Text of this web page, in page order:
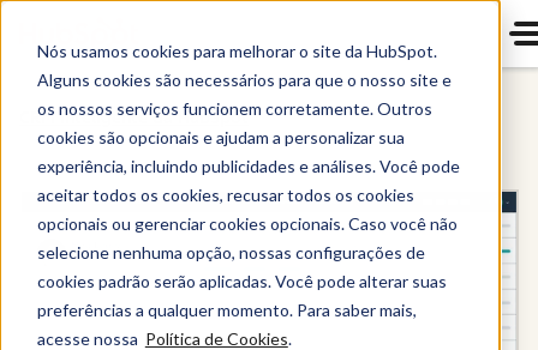
Nós usamos cookies para melhorar o site da HubSpot.
Alguns cookies são necessários para que o nosso site e
os nossos serviços funcionem corretamente. Outros
cookies são opcionais e ajudam a personalizar sua
experiência, incluindo publicidades e análises. Você pode
aceitar todos os cookies, recusar todos os cookies
opcionais ou gerenciar cookies opcionais. Caso você não
selecione nenhuma opção, nossas configurações de
cookies padrão serão aplicadas. Você pode alterar suas
preferências a qualquer momento. Para saber mais,
acesse nossa Política de Cookies.
CRM Inteligente da HubSpot